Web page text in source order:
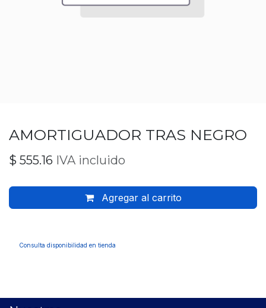
AMORTIGUADOR TRAS NEGRO
$ 555.16 IVA incluido
Agregar al carrito
Consulta disponibilidad en tienda